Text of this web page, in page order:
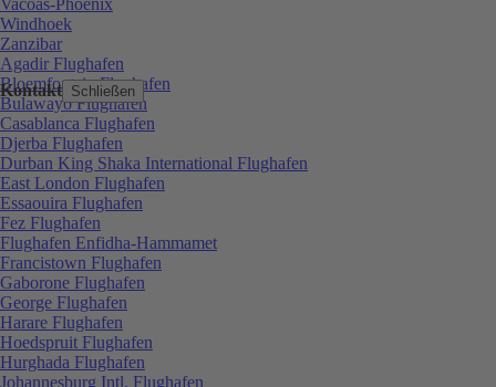
Kontakt Schließen
Windhoek
Zanzibar
Agadir Flughafen
Bloemfontein Flughafen
Bulawayo Flughafen
Casablanca Flughafen
Djerba Flughafen
Durban King Shaka International Flughafen
East London Flughafen
Essaouira Flughafen
Fez Flughafen
Flughafen Enfidha-Hammamet
Francistown Flughafen
Gaborone Flughafen
George Flughafen
Harare Flughafen
Hoedspruit Flughafen
Hurghada Flughafen
Johannesburg Intl. Flughafen